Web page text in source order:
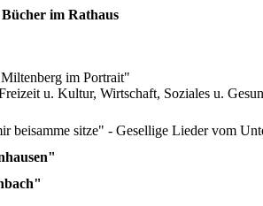
im Rathaus
im Portrait"
u. Kultur, Wirtschaft, Soziales u.
beisamme sitze" - Gesellige Lieder vom